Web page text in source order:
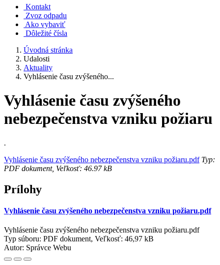
Kontakt
Zvoz odpadu
Ako vybaviť
Dôležité čísla
Úvodná stránka
Udalosti
Aktuality
Vyhlásenie času zvýšeného...
Vyhlásenie času zvýšeného
nebezpečenstva vzniku požiaru
.
Vyhlásenie času zvýšeného nebezpečenstva vzniku požiaru.pdfTyp:
PDF dokument, Veľkosť: 46.97 kB
Prílohy
Vyhlásenie času zvýšeného nebezpečenstva vzniku požiaru.pdf
Vyhlásenie času zvýšeného nebezpečenstva vzniku požiaru.pdf
Typ súboru: PDF dokument, Veľkosť: 46,97 kB
Autor: Správce Webu